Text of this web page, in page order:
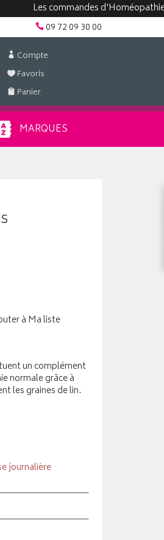
Les commandes d'Homéopathie
09 72 09 30 00
Compte
Favoris
Panier
MARQUES
à Ma liste
un complément
normale grâce à
les graines de lin.
journalière